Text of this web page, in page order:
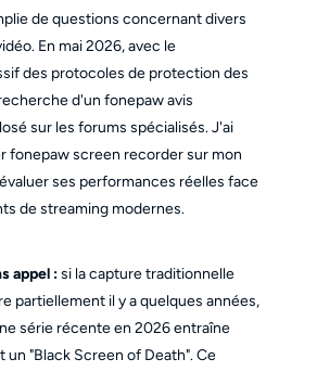
de questions concernant divers
En mai 2026, avec le
des protocoles de protection des
d'un fonepaw avis
sur les forums spécialisés. J'ai
fonepaw screen recorder sur mon
ses performances réelles face
de streaming modernes.
appel :si la capture traditionnelle
partiellement il y a quelques années,
série récente en 2026 entraîne
"Black Screen of Death". Ce